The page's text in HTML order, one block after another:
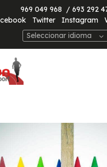
969 049 968 / 693 292
Twitter Instagram
Seleccionar idioma